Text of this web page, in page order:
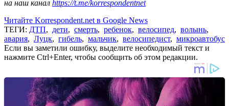
на наш канал https://t.me/korrespondentnet
Читайте Korrespondent.net в Google News
ТЕГИ: ДТП, дети, смерть, ребенок, велосипед, волынь,
авария, Луцк, гибель, мальчик, велосипедист, микроавтобус
Если вы заметили ошибку, выделите необходимый текст и
нажмите Ctrl+Enter, чтобы сообщить об этом редакции.